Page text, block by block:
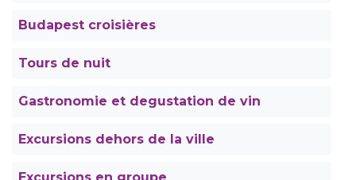
Budapest croisières
Tours de nuit
Gastronomie et degustation de vin
Excursions dehors de la ville